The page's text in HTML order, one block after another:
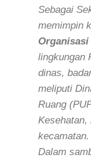
Sebagai
memimpin
Organisasi
lingkungan
dinas,
meliputi
Ruang
Kesehatan,
kecamatan.
Dalam